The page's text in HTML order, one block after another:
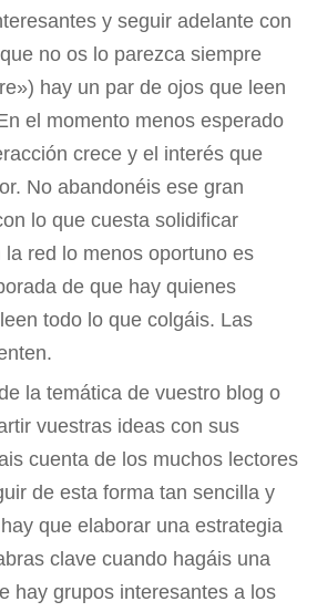
y seguir adelante con
no os lo parezca siempre
hay un par de ojos que leen
el momento menos esperado
crece y el interés que
No abandonéis ese gran
lo que cuesta solidificar
red lo menos oportuno es
de que hay quienes
todo lo que colgáis. Las
la temática de vuestro blog o
vuestras ideas con sus
cuenta de los muchos lectores
de esta forma tan sencilla y
que elaborar una estrategia
clave cuando hagáis una
hay grupos interesantes a los